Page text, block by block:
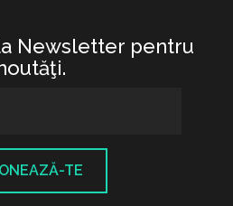
Newsletter pentru
TE